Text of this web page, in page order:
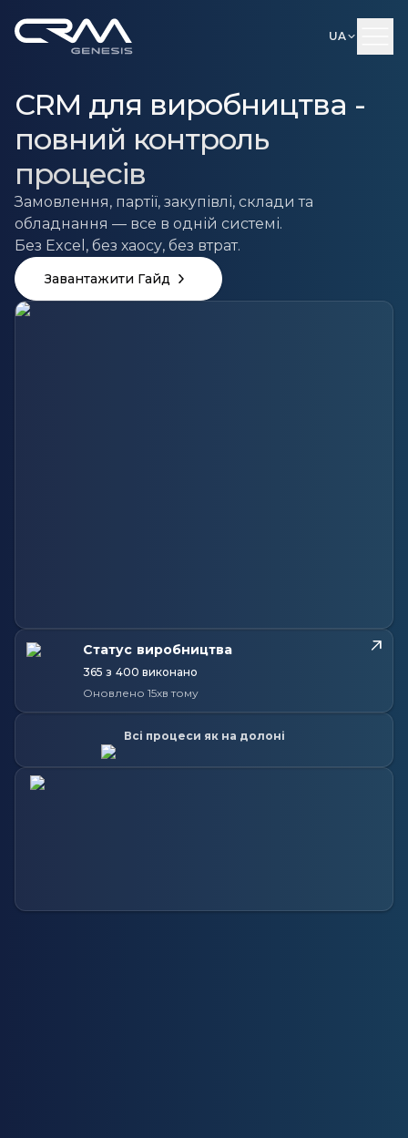
UA
CRM для виробництва -
повний контроль
процесів
Замовлення, партії, закупівлі, склади та
обладнання — все в одній системі.
Без Excel, без хаосу, без втрат.
Завантажити Гайд
Статус виробництва
365 з 400 виконано
Оновлено 15хв тому
Всі процеси як на долоні